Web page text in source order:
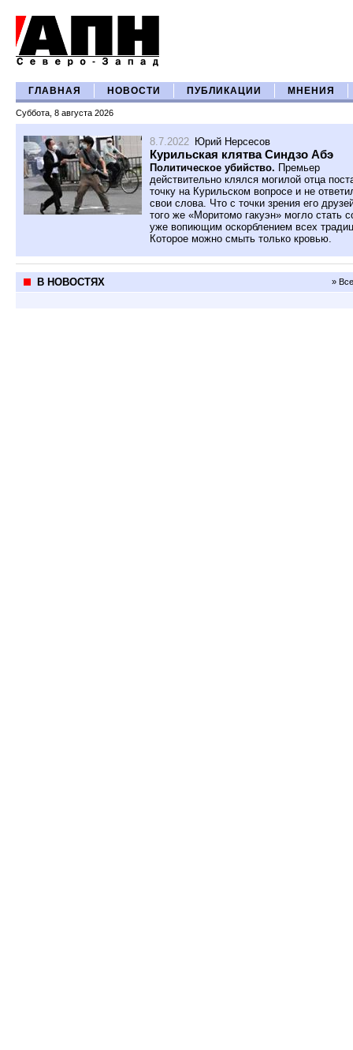
ГЛАВНАЯ НОВОСТИ ПУБЛИКАЦИИ МНЕНИЯ
Суббота, 8 августа 2026
8.7.2022 Юрий Нерсесов
Курильская клятва Синдзо Абэ
Политическое убийство. Премьер
действительно клялся могилой отца
точку на Курильском вопросе и не
свои слова. Что с точки зрения его
того же «Моритомо гакуэн» могло стать
уже вопиющим оскорблением всех
Которое можно смыть только кровью.
В НОВОСТЯХ »